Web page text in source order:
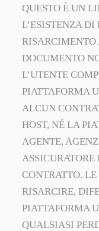
QUESTO È UN
L’ESISTENZA
RISARCIMENTO
DOCUMENTO
L’UTENTE
PIATTAFORMA
ALCUN
HOST, NÉ LA
AGENTE,
CONTRATTO.
RISARCIRE,
PIATTAFORMA
QUALSIASI